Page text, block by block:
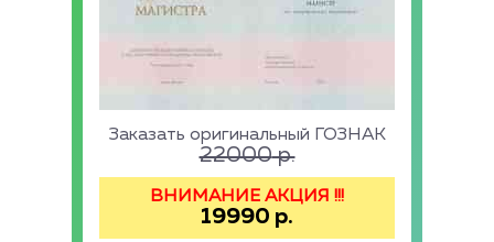
Заказать оригинальный ГОЗНАК
22000р.
ВНИМАНИЕ АКЦИЯ !!!
19990 р.